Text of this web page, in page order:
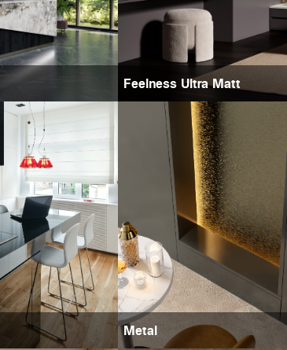
Feelness Ultra Matt
Metal